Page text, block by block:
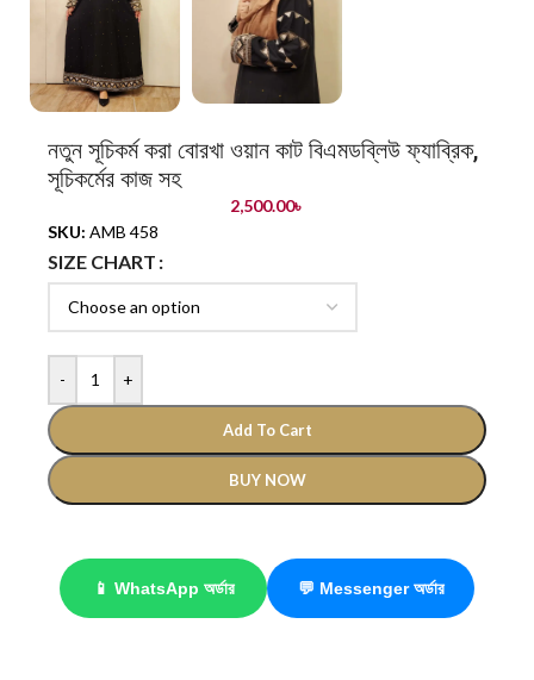
নতুন সূচিকর্ম করা বোরখা ওয়ান কাট বিএমডব্লিউ ফ্যাব্রিক,
সূচিকর্মের কাজ সহ
2,500.00৳
SKU: AMB 458
SIZE CHART
- +
Add To Cart
BUY NOW
📱 WhatsApp অর্ডার 💬 Messenger অর্ডার